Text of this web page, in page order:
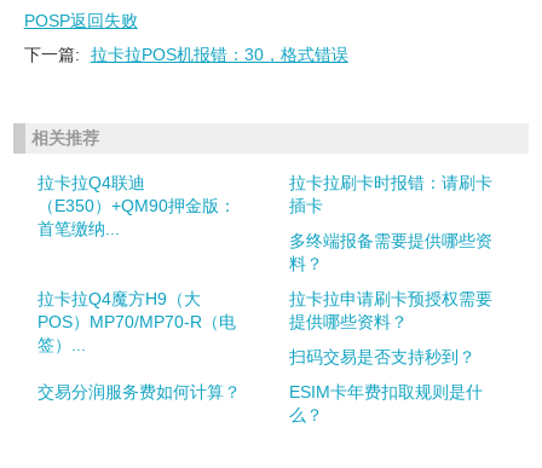
POSP返回失败
下一篇:
拉卡拉POS机报错：30，格式错误
相关推荐
拉卡拉Q4联迪
（E350）+QM90押金版：
首笔缴纳...
拉卡拉刷卡时报错：请刷卡
插卡
多终端报备需要提供哪些资
料？
拉卡拉Q4魔方H9（大
POS）MP70/MP70-R（电
签）...
拉卡拉申请刷卡预授权需要
提供哪些资料？
扫码交易是否支持秒到？
交易分润服务费如何计算？
ESIM卡年费扣取规则是什
么？